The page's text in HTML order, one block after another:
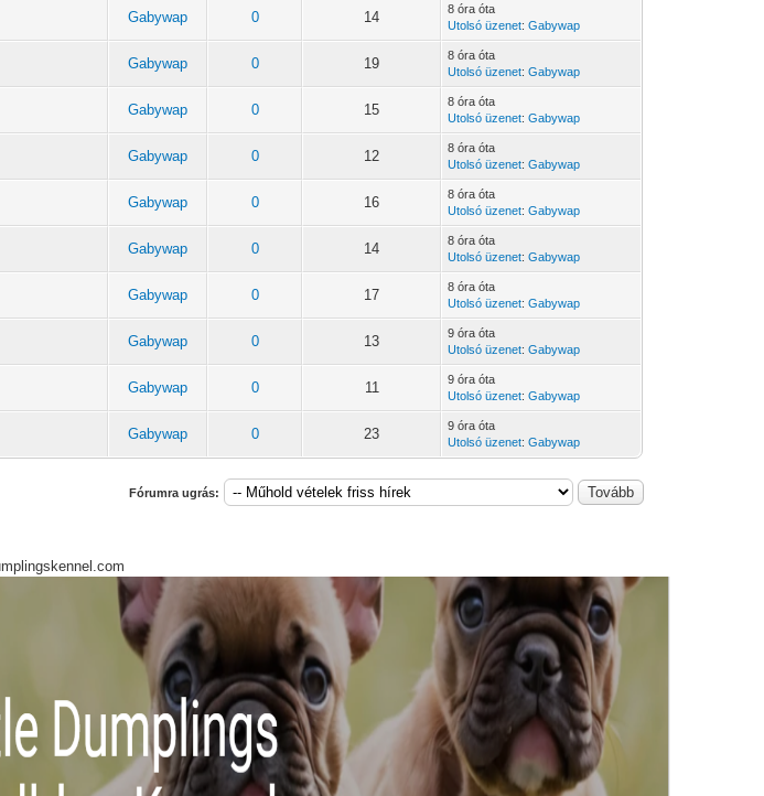
Gabywap 0 14
8 óra óta
Utolsó üzenet:Gabywap
Gabywap 0 19
8 óra óta
Utolsó üzenet:Gabywap
Gabywap 0 15
8 óra óta
Utolsó üzenet:Gabywap
Gabywap 0 12
8 óra óta
Utolsó üzenet:Gabywap
Gabywap 0 16
8 óra óta
Utolsó üzenet:Gabywap
Gabywap 0 14
8 óra óta
Utolsó üzenet:Gabywap
Gabywap 0 17
8 óra óta
Utolsó üzenet:Gabywap
Gabywap 0 13
9 óra óta
Utolsó üzenet:Gabywap
Gabywap 0 11
9 óra óta
Utolsó üzenet:Gabywap
Gabywap 0 23
9 óra óta
Utolsó üzenet:Gabywap
Fórumra ugrás: